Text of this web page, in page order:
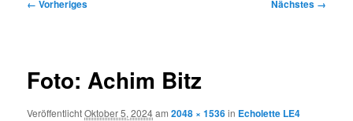
← Vorheriges Nächstes →
Foto: Achim Bitz
VeröffentlichtOktober 5, 2024am2048 × 1536in Echolette LE4